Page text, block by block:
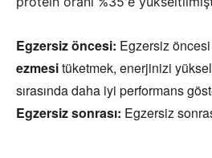
Egzersiz öncesi: Egzersiz öncesi
ezmesitüketmek, enerjinizi
sırasında daha iyi performans
Egzersiz sonrası: Egzersiz